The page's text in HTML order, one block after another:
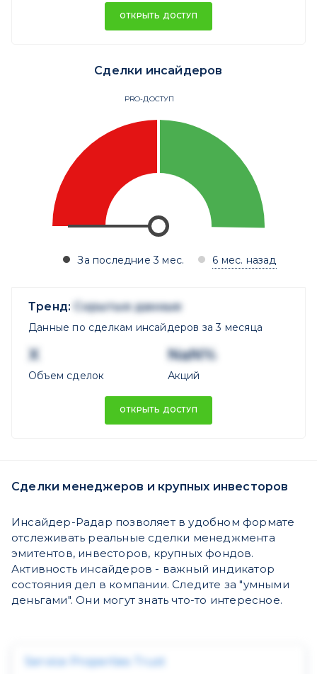
ОТКРЫТЬ ДОСТУП
Сделки инсайдеров
PRO-ДОСТУП
За последние 3 мес. 6 мес. назад
Тренд: Скрытые данные
Данные по сделкам инсайдеров за 3 месяца
X
Объем сделок
NaN%
Акций
ОТКРЫТЬ ДОСТУП
Сделки менеджеров и крупных инвесторов
Инсайдер-Радар позволяет в удобном формате
отслеживать реальные сделки менеджмента
эмитентов, инвесторов, крупных фондов.
Активность инсайдеров - важный индикатор
состояния дел в компании. Следите за "умными
деньгами". Они могут знать что-то интересное.
Service Properties Trust